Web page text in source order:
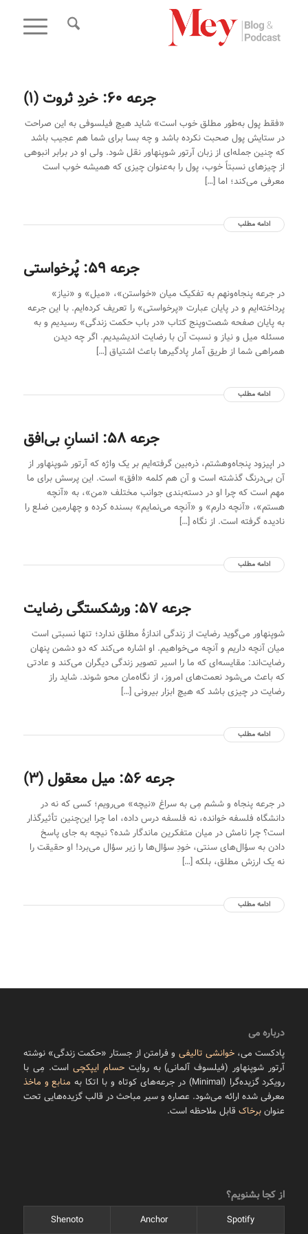
جرعه 60: خردِ ثروت (1)
«فقط پول به‌طور مطلق خوب است» شاید هیچ فیلسوفی به این صراحت
در ستایش پول صحبت نکرده باشد و چه بسا برای شما هم عجیب باشد
که چنین جمله‌ای از زبان آرتور شوپنهاور نقل شود. ولی او در برابر انبوهی
از چیزهای نسبتاً خوب، پول را به‌عنوان چیزی که همیشه خوب است
معرفی می‌کند؛ اما […]
ادامه مطلب
جرعه 59: پُرخواستی
در جرعه پنجاه‌ونهم به‌ تفکیک میان «خواستن»، «میل» و «نیاز»
پرداخته‌ایم و در پایان عبارت «پرخواستی» را تعریف کرده‌ایم. با این جرعه
به پایان صفحه شصت‌وپنج کتاب «در باب حکمت زندگی» رسیدیم و به
مسئله میل و نیاز و نسبت آن با رضایت اندیشیدیم. اگر چه دیدن
همراهی شما از طریق آمار پادگیر‌ها باعث اشتیاق […]
ادامه مطلب
جرعه 58: انسانِ بی‌افق
در اپیزود پنجاه‌وهشتم، ذره‌بین گرفته‌ایم بر یک واژه که آرتور شوپنهاور از
آن بی‌درنگ گذشته است و آن هم کلمه «افق» است. این پرسش برای ما
مهم است که چرا او در دسته‌بندی جوانب مختلف «من»، به «آنچه
هستم»، «آنچه دارم» و «آنچه می‌نمایم» بسنده کرده و چهارمین ضلع را
نادیده گرفته است. از نگاه […]
ادامه مطلب
جرعه 57: ورشکستگی رضایت
شوپنهاور می‌گوید رضایت از زندگی اندازهٔ مطلق ندارد؛ تنها نسبتی است
میان آنچه داریم و آنچه می‌خواهیم. او اشاره می‌کند که دو دشمن پنهان
رضایت‌اند: مقایسه‌ای که ما را اسیر تصویر زندگی دیگران می‌کند و عادتی
که باعث می‌شود نعمت‌های امروز، از نگاه‌مان محو شوند. شاید راز
رضایت در چیزی باشد که هیچ ابزار بیرونی […]
ادامه مطلب
جرعه 56: میل معقول (3)
در جرعه پنجاه و ششم مِی به سراغ «نیچه» می‌رویم؛ کسی که نه در
دانشگاه فلسفه خوانده، نه فلسفه درس داده، اما چرا این‌چنین تأثیرگذار
است؟ چرا نامش در میان متفکرین ماندگار شده؟ نیچه به جای پاسخ
دادن به سؤال‌های سنتی، خودِ سؤال‌ها را زیر سؤال می‌برد! او حقیقت را
نه یک ارزش مطلق، بلکه […]
ادامه مطلب
درباره می
پادکست می،خوانشی تالیفی و فرامتن از جستار «حکمت زندگی» نوشته
آرتور شوپنهاور (فیلسوف آلمانی) به روایتحسام ایپکچی است. مِی با
رویکرد گزیده‌گرا (Minimal) در جرعه‌های کوتاه و با اتکا به
منابع و ماخذ
معرفی شده ارائه می‌شود. عصاره و سیر مباحث در قالب گزیده‌هایی تحت
عنوانبرخاکقابل ملاحظه است.
از کجا بشنویم؟
Spotify
Anchor
Shenoto